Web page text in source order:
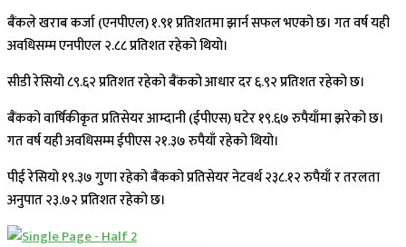
बैंकले खराब कर्जा (एनपीएल) १.९१ प्रतिशतमा झार्न सफल भएको छ। गत वर्ष यही
अवधिसम्म एनपीएल २.८८ प्रतिशत रहेको थियो।
सीडी रेसियो ८९.६२ प्रतिशत रहेको बैंकको आधार दर ६.९२ प्रतिशत रहेको छ।
बैंकको वार्षिकीकृत प्रतिसेयर आम्दानी (ईपीएस) घटेर १९.६७ रुपैयाँमा झरेको छ।
गत वर्ष यही अवधिसम्म ईपीएस २१.३७ रुपैयाँ रहेको थियो।
पीई रेसियो १९.३७ गुणा रहेको बैंकको प्रतिसेयर नेटवर्थ २३८.१२ रुपैयाँ र तरलता
अनुपात २३.७२ प्रतिशत रहेको छ।